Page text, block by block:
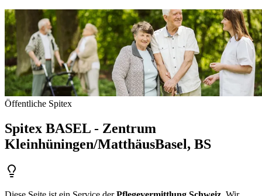
Öffentliche Spitex
Spitex BASEL - Zentrum
Kleinhüningen/MatthäusBasel, BS